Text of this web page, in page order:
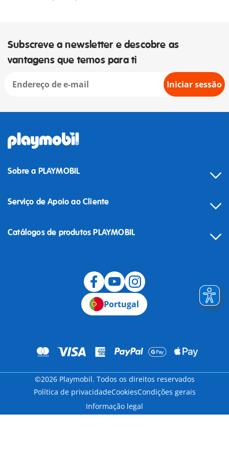
Subscreve a newsletter e descobre as
vantagens que temos para ti
Iniciar sessão
Sobre a PLAYMOBIL
Serviço de Apoio ao Cliente
Catálogos de produtos PLAYMOBIL
Portugal
©2026 Playmobil. Todos os direitos reservados
Política de privacidadeCookiesCondições gerais
Informação legal